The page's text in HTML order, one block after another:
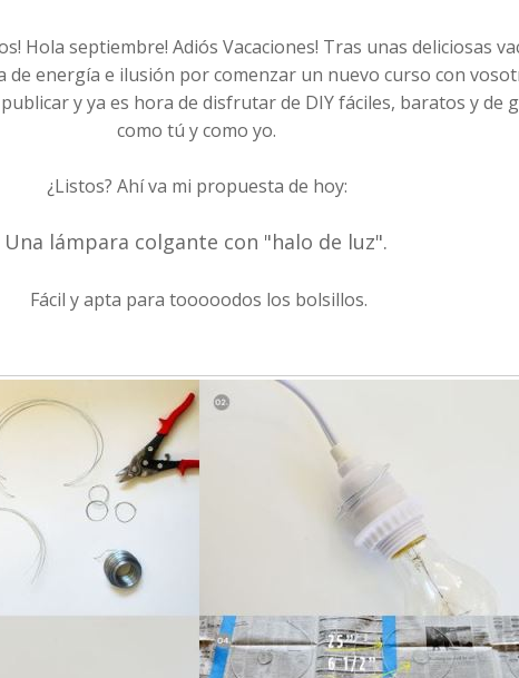
Hola septiembre! Adiós Vacaciones! Tras unas deliciosas
de energía e ilusión por comenzar un nuevo curso con
y ya es hora de disfrutar de DIY fáciles, baratos y de
como tú y como yo.
¿Listos? Ahí va mi propuesta de hoy:
Una lámpara colgante con "halo de luz".
Fácil y apta para tooooodos los bolsillos.